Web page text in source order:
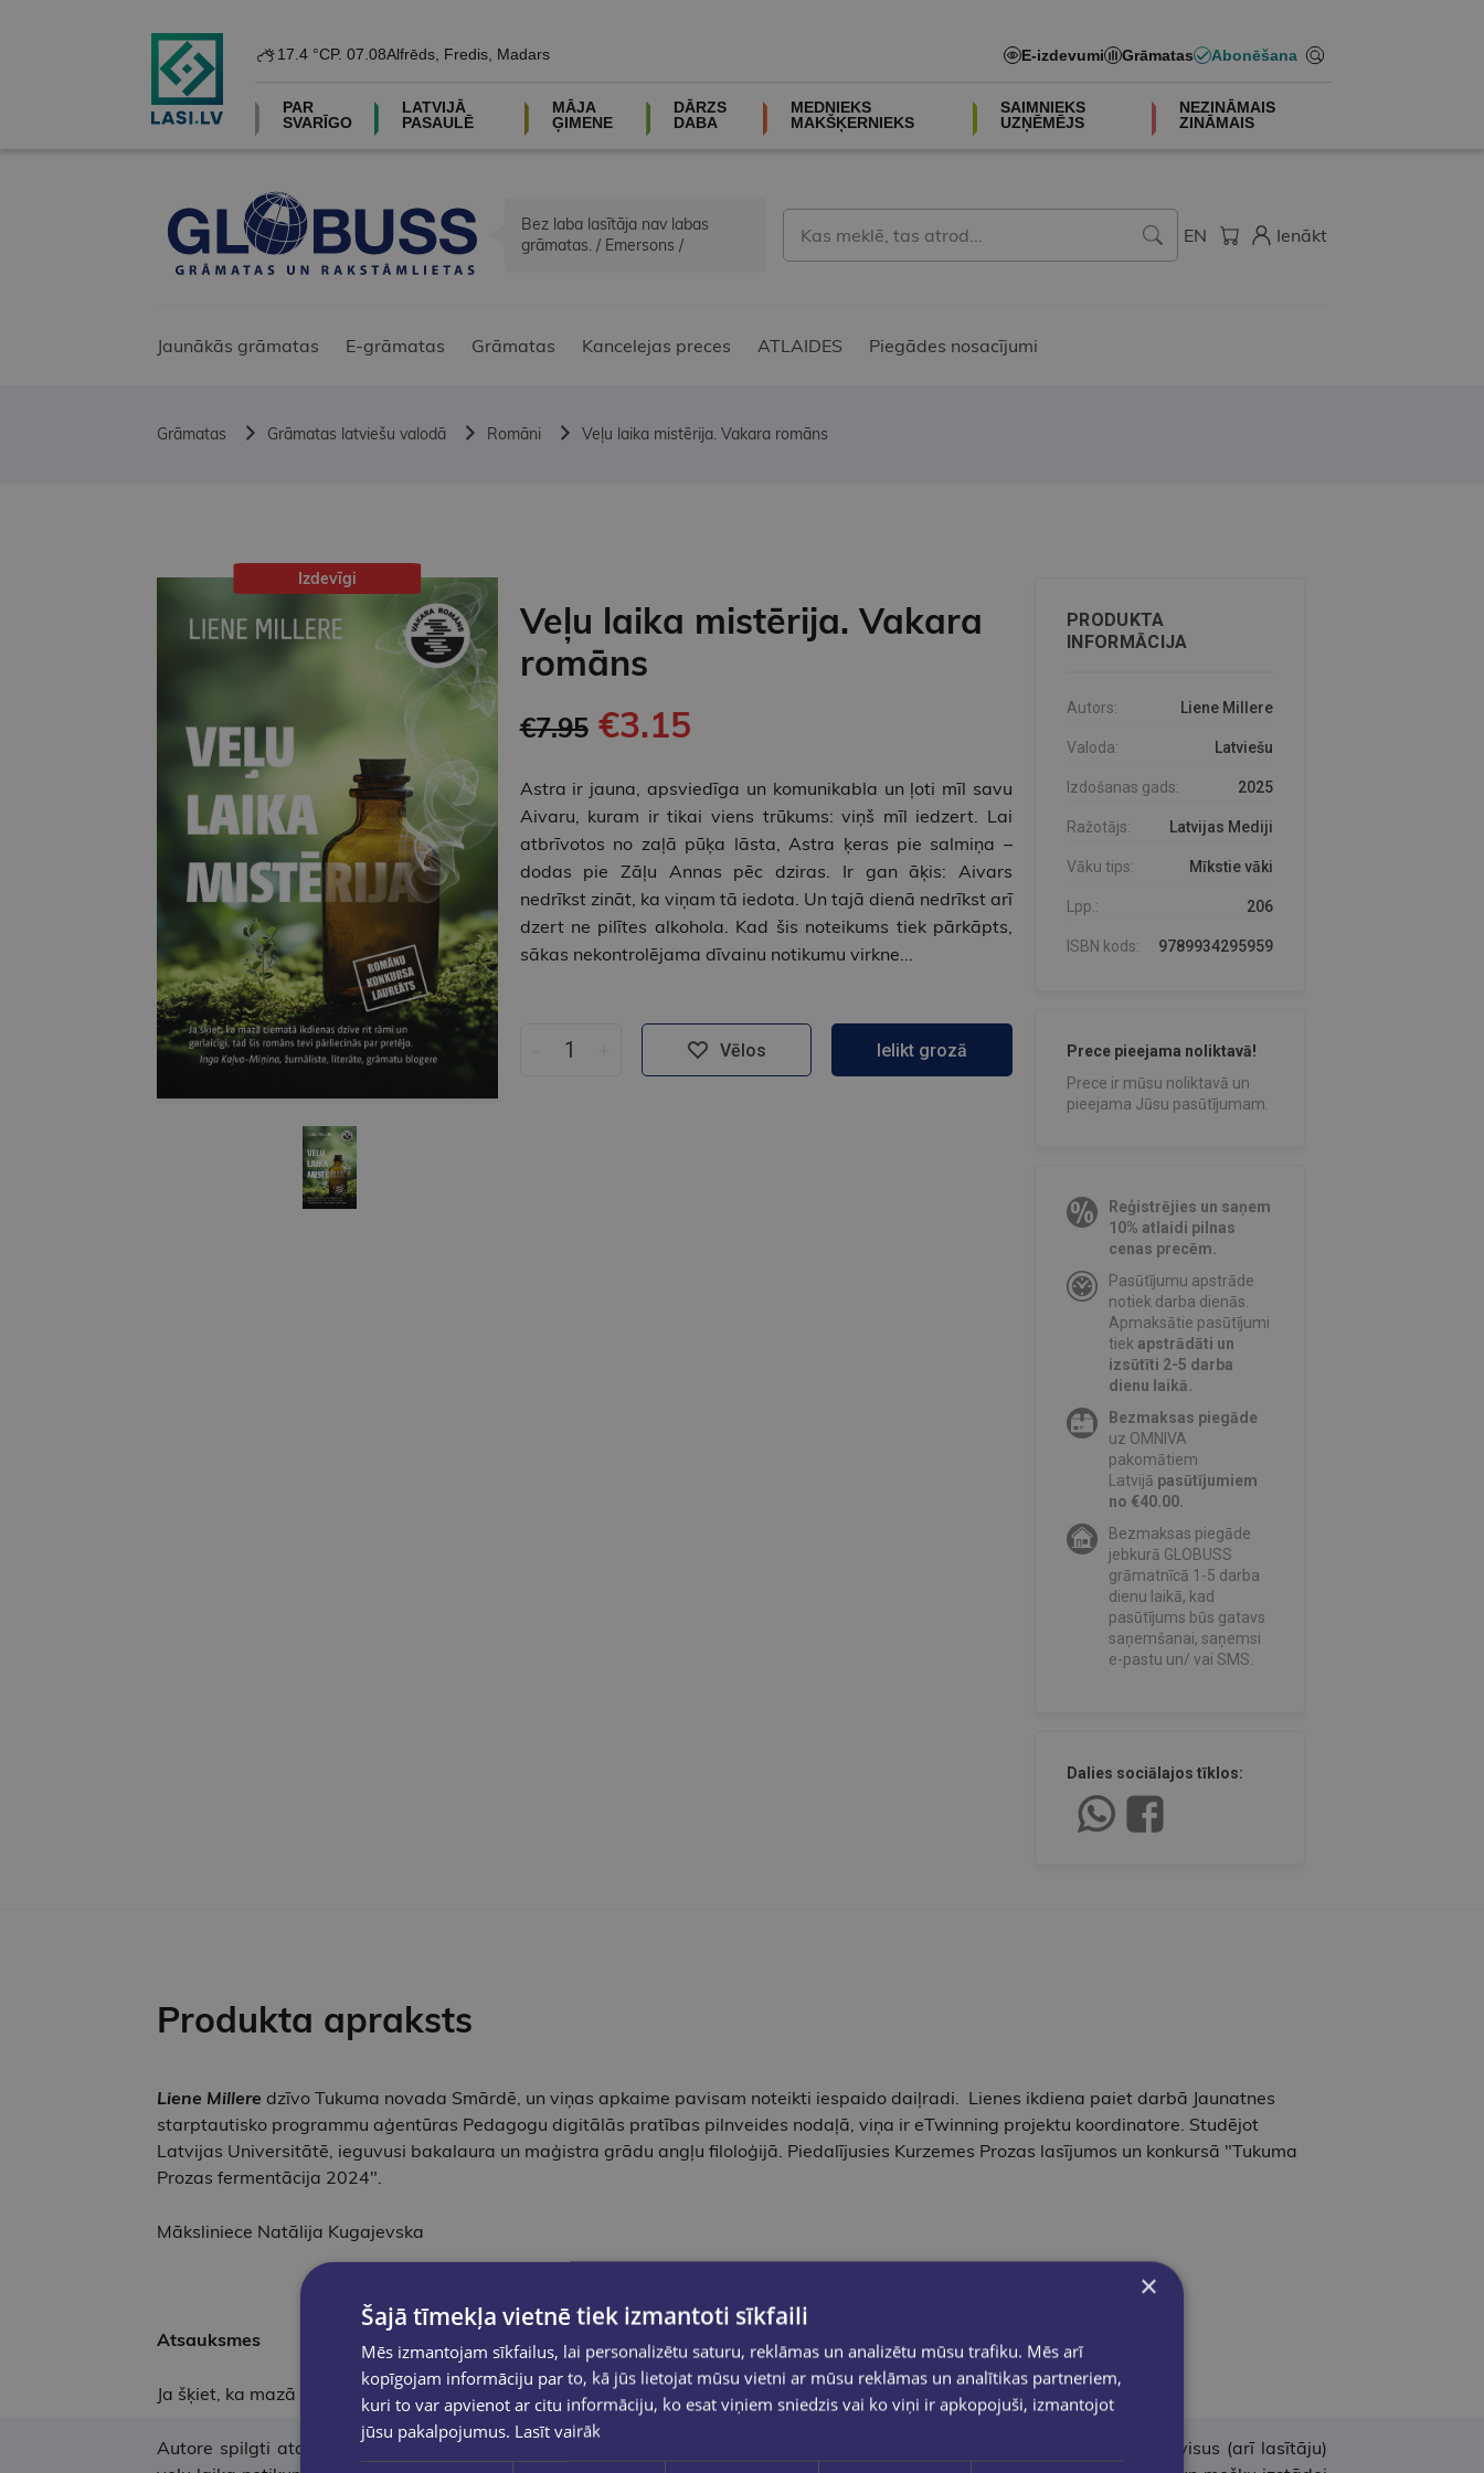
17.4 °CP. 07.08Alfrēds, Fredis, Madars E-izdevumi Grāmatas Abonēšana
PAR
SVARĪGO
LATVIJĀ
PASAULĒ
MĀJA
ĢIMENE
DĀRZS
DABA
MEDNIEKS
MAKŠĶERNIEKS
SAIMNIEKS
UZŅĒMĒJS
NEZINĀMAIS
ZINĀMAIS
Bez laba lasītāja nav labas
grāmatas. / Emersons /
EN Ienākt
Jaunākās grāmatas E-grāmatas Grāmatas Kancelejas preces ATLAIDES Piegādes nosacījumi
Grāmatas Grāmatas latviešu valodā Romāni Veļu laika mistērija. Vakara romāns
Izdevīgi
Veļu laika mistērija. Vakara
romāns
€7.95€3.15
Astra ir jauna, apsviedīga un komunikabla un ļoti mīl savu
Aivaru, kuram ir tikai viens trūkums: viņš mīl iedzert. Lai
atbrīvotos no zaļā pūķa lāsta, Astra ķeras pie salmiņa –
dodas pie Zāļu Annas pēc dziras. Ir gan āķis: Aivars
nedrīkst zināt, ka viņam tā iedota. Un tajā dienā nedrīkst arī
dzert ne pilītes alkohola. Kad šis noteikums tiek pārkāpts,
sākas nekontrolējama dīvainu notikumu virkne...
Vēlos Ielikt grozā
PRODUKTA
INFORMĀCIJA
Autors: Liene Millere
Valoda: Latviešu
Izdošanas gads: 2025
Ražotājs: Latvijas Mediji
Vāku tips: Mīkstie vāki
Lpp.: 206
ISBN kods: 9789934295959
Prece pieejama noliktavā!
Prece ir mūsu noliktavā un
pieejama Jūsu pasūtījumam.
Reģistrējies un saņem
10% atlaidi pilnas
cenas precēm.
Pasūtījumu apstrāde
notiek darba dienās.
Apmaksātie pasūtījumi
tiekapstrādāti un
izsūtīti 2-5 darba
dienu laikā.
Bezmaksas piegāde
uz OMNIVA
pakomātiem
Latvijā pasūtījumiem
no €40.00.
Bezmaksas piegāde
jebkurā GLOBUSS
grāmatnīcā 1-5 darba
dienu laikā, kad
pasūtījums būs gatavs
saņemšanai, saņemsi
e-pastu un/ vai SMS.
Dalies sociālajos tīklos:
Produkta apraksts
Liene Millere dzīvo Tukuma novada Smārdē, un viņas apkaime pavisam noteikti iespaido daiļradi. Lienes ikdiena paiet darbā Jaunatnes
starptautisko programmu aģentūras Pedagogu digitālās pratības pilnveides nodaļā, viņa ir eTwinning projektu koordinatore. Studējot
Latvijas Universitātē, ieguvusi bakalaura un maģistra grādu angļu filoloģijā. Piedalījusies Kurzemes Prozas lasījumos un konkursā "Tukuma
Prozas fermentācija 2024".
Māksliniece Natālija Kugajevska
Atsauksmes
Ja šķiet, ka mazā ciematā ikdienas dzīve rit rāmi un garlaicīgi, tad šis romāns tevi pārliecinās par pretējo.
Autore spilgti atainojusi Vētras ciema iedzīvotāju priekus un likstas, ļāvusi norimt un uzplaukt jaunām kaislībām, ieraujot visus (arī lasītāju)
×
Šajā tīmekļa vietnē tiek izmantoti sīkfaili
Mēs izmantojam sīkfailus, lai personalizētu saturu, reklāmas un analizētu mūsu trafiku. Mēs arī
kopīgojam informāciju par to, kā jūs lietojat mūsu vietni ar mūsu reklāmas un analītikas partneriem,
kuri to var apvienot ar citu informāciju, ko esat viņiem sniedzis vai ko viņi ir apkopojuši, izmantojot
jūsu pakalpojumus. Lasīt vairāk